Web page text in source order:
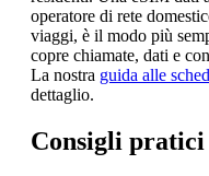
operatore di rete
viaggi, è il modo più
copre chiamate, dati e
La nostra guida alle
dettaglio.
Consigli pratici